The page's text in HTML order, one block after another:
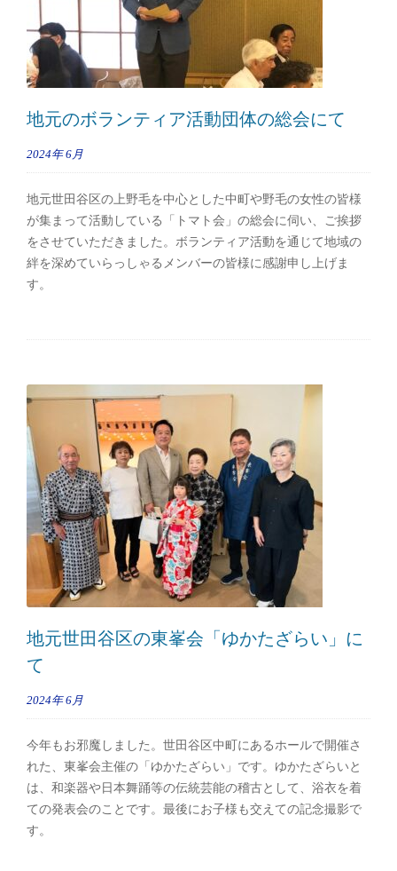
地元のボランティア活動団体の総会にて
2024年 6月
地元世田谷区の上野毛を中心とした中町や野毛の女性の皆様
が集まって活動している「トマト会」の総会に伺い、ご挨拶
をさせていただきました。ボランティア活動を通じて地域の
絆を深めていらっしゃるメンバーの皆様に感謝申し上げま
す。
地元世田谷区の東峯会「ゆかたざらい」に
て
2024年 6月
今年もお邪魔しました。世田谷区中町にあるホールで開催さ
れた、東峯会主催の「ゆかたざらい」です。ゆかたざらいと
は、和楽器や日本舞踊等の伝統芸能の稽古として、浴衣を着
ての発表会のことです。最後にお子様も交えての記念撮影で
す。